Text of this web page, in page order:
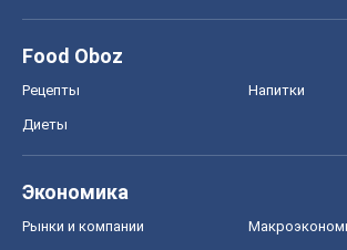
Food Oboz
Рецепты Напитки
Диеты
Экономика
Рынки и компании